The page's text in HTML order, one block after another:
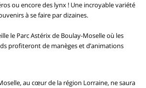
ou encore des lynx ! Une incroyable variété
à se faire par dizaines.
le Parc Astérix de Boulay-Moselle où les
profiteront de manèges et d’animations
au cœur de la région Lorraine, ne saura